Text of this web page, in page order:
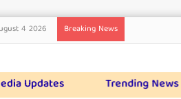
4 2026 Breaking News
Trending News